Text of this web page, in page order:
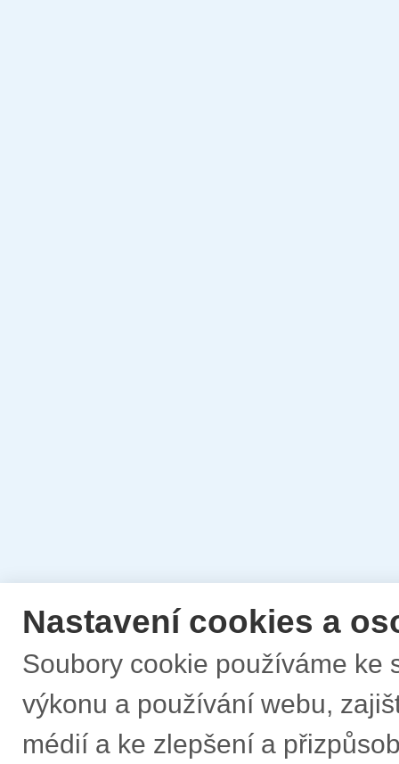
Nastavení cookies a
Soubory cookie používáme ke
výkonu a používání webu,
médií a ke zlepšení a